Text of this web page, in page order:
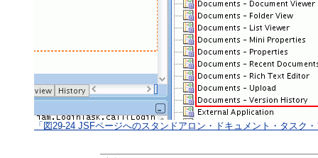
「図29-24 JSFページへのスタンドアロン・ドキュメント・タスク